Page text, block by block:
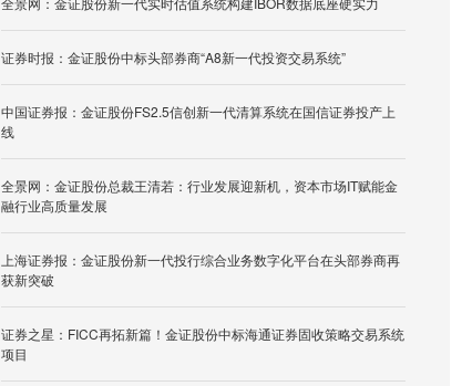
证券时报：金证股份中标头部券商“A8新一代投资交易系统”
中国证券报：金证股份FS2.5信创新一代清算系统在国信证券投产上
线
全景网：金证股份总裁王清若：行业发展迎新机，资本市场IT赋能金
融行业高质量发展
上海证券报：金证股份新一代投行综合业务数字化平台在头部券商再
获新突破
证券之星：FICC再拓新篇！金证股份中标海通证券固收策略交易系统
项目